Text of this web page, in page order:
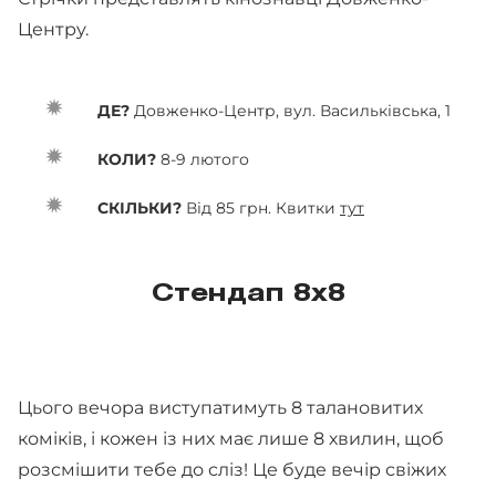
Центру.
ДЕ? Довженко-Центр, вул. Васильківська, 1
КОЛИ? 8-9 лютого
СКІЛЬКИ? Від 85 грн. Квитки тут
Стендап 8x8
Цього вечора виступатимуть 8 талановитих
коміків, і кожен із них має лише 8 хвилин, щоб
розсмішити тебе до сліз! Це буде вечір свіжих